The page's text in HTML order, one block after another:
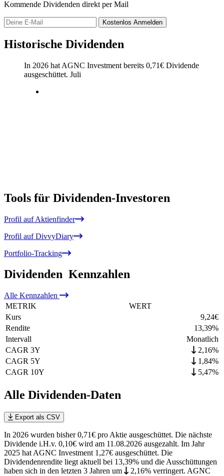
Kommende Dividenden direkt per Mail
Kostenlos Anmelden
Historische Dividenden
In 2026 hat AGNC Investment bereits 0,71€ Dividende
ausgeschüttet. Juli
Tools für Dividenden-Investoren
Profil auf Aktienfinder
Profil auf DivvyDiary
Portfolio-Tracking
Dividenden Kennzahlen
Alle Kennzahlen
METRIK
WERT
Kurs
9,24€
Rendite
13,39%
Intervall
Monatlich
CAGR 3Y
2,16%
CAGR 5Y
1,84%
CAGR 10Y
5,47%
Alle Dividenden-Daten
Export als CSV
In 2026 wurden bisher 0,71€ pro Aktie ausgeschüttet. Die nächste
Dividende i.H.v. 0,10€ wird am 11.08.2026 ausgezahlt. Im Jahr
2025 hat AGNC Investment 1,27€ ausgeschüttet. Die
Dividendenrendite liegt aktuell bei 13,39% und die Ausschüttungen
haben sich in den letzten 3 Jahren um 2,16% verringert. AGNC